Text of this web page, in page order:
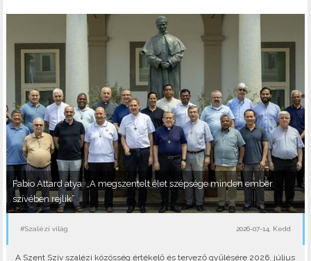
Fabio Attard atya: „A megszentelt élet szépsége minden ember
szívében rejlik”
#Szalézi világ 2026-07-14, Kedd
A Szent Szív szalézi közösség értékelő és tervező gyűlésére 2026. július